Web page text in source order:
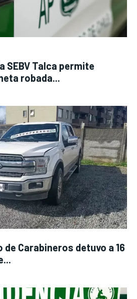
SEBV Talca permite
robada...
Carabineros detuvo a 16